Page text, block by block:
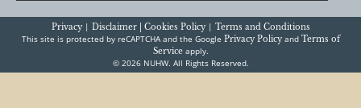
Privacy| Disclaimer | Cookies Policy| Terms and Conditions
This site is protected by reCAPTCHA and the Google Privacy Policyand Terms of
Serviceapply.
© 2026 NUHW. All Rights Reserved.